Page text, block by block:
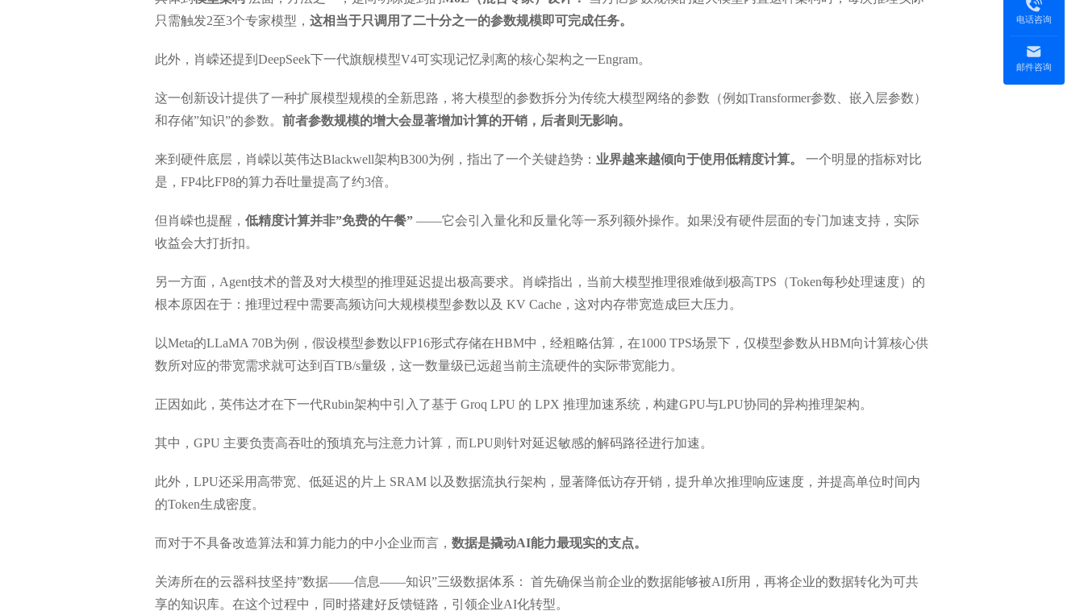
只需触发2至3个专家模型， 这相当于只调用了二十分之一的参数规模即可完成任务。
此外，肖嵘还提到DeepSeek下一代旗舰模型V4可实现记忆剥离的核心架构之一Engram。
这一创新设计提供了一种扩展模型规模的全新思路，将大模型的参数拆分为传统大模型网络的参数（例如Transformer参数、嵌入层参数）
和存储”知识”的参数。 前者参数规模的增大会显著增加计算的开销，后者则无影响。
来到硬件底层，肖嵘以英伟达Blackwell架构B300为例，指出了一个关键趋势： 业界越来越倾向于使用低精度计算。
一个明显的指标对比
是，FP4比FP8的算力吞吐量提高了约3倍。
但肖嵘也提醒， 低精度计算并非”免费的午餐” ——它会引入量化和反量化等一系列额外操作。如果没有硬件层面的专门加速支持，实际
收益会大打折扣。
另一方面，Agent技术的普及对大模型的推理延迟提出极高要求。肖嵘指出，当前大模型推理很难做到极高TPS（Token每秒处理速度）的
根本原因在于：推理过程中需要高频访问大规模模型参数以及 KV Cache，这对内存带宽造成巨大压力。
以Meta的LLaMA 70B为例，假设模型参数以FP16形式存储在HBM中，经粗略估算，在1000 TPS场景下，仅模型参数从HBM向计算核心供
数所对应的带宽需求就可达到百TB/s量级，这一数量级已远超当前主流硬件的实际带宽能力。
正因如此，英伟达才在下一代Rubin架构中引入了基于 Groq LPU 的 LPX 推理加速系统，构建GPU与LPU协同的异构推理架构。
其中，GPU 主要负责高吞吐的预填充与注意力计算，而LPU则针对延迟敏感的解码路径进行加速。
此外，LPU还采用高带宽、低延迟的片上 SRAM 以及数据流执行架构，显著降低访存开销，提升单次推理响应速度，并提高单位时间内
的Token生成密度。
而对于不具备改造算法和算力能力的中小企业而言， 数据是撬动AI能力最现实的支点。
关涛所在的云器科技坚持”数据——信息——知识”三级数据体系： 首先确保当前企业的数据能够被AI所用，再将企业的数据转化为可共
享的知识库。在这个过程中，同时搭建好反馈链路，引领企业AI化转型。
电话咨询
邮件咨询